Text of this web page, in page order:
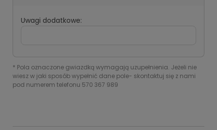
Uwagi dodatkowe:
* Pola oznaczone gwiazdką wymagają uzupełnienia. Jeżeli nie
wiesz w jaki sposób wypełnić dane pole- skontaktuj się z nami
pod numerem telefonu 570 367 989